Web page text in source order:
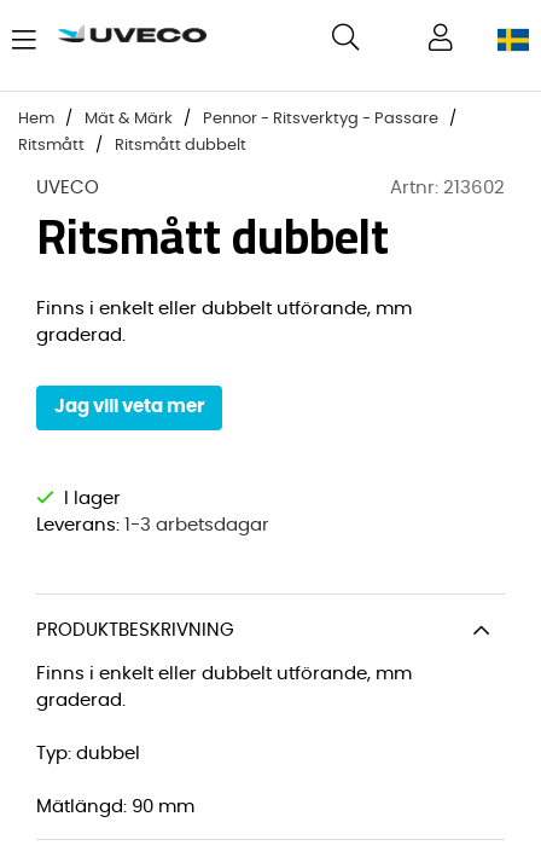
Hem Mät & Märk
Pennor - Ritsverktyg - Passare
Ritsmått
Ritsmått dubbelt
UVECO Artnr: 213602
Ritsmått dubbelt
Finns i enkelt eller dubbelt utförande, mm
graderad.
Jag vill veta mer
Leverans: 1-3 arbetsdagar
PRODUKTBESKRIVNING
Finns i enkelt eller dubbelt utförande, mm
graderad.
Typ: dubbel
Mätlängd: 90 mm